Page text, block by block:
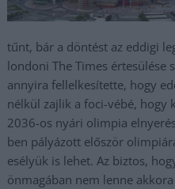
tűnt, bár a döntést az eddigi
londoni The Times értesülése
annyira fellelkesítette, hogy
nélkül zajlik a foci-vébé, hogy
2036-os nyári olimpia
ben pályázott először
esélyük is lehet. Az biztos,
önmagában nem lenne